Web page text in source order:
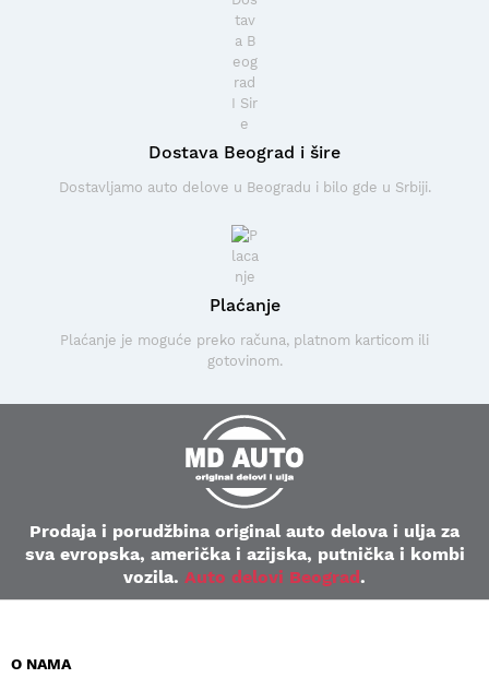
Dostava Beograd i šire
Dostavljamo auto delove u Beogradu i bilo gde u Srbiji.
Plaćanje
Plaćanje je moguće preko računa, platnom karticom ili
gotovinom.
Prodaja i porudžbina original auto delova i ulja za
sva evropska, američka i azijska, putnička i kombi
vozila. Auto delovi Beograd.
O NAMA